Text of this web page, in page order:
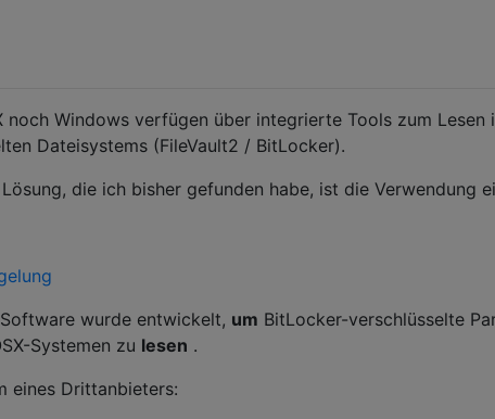
noch Windows verfügen über integrierte Tools zum Lesen
Dateisystems (FileVault2 / BitLocker).
die ich bisher gefunden habe, ist die Verwendung
wurde entwickelt, um BitLocker-verschlüsselte
Systemen zu lesen .
eines Drittanbieters: